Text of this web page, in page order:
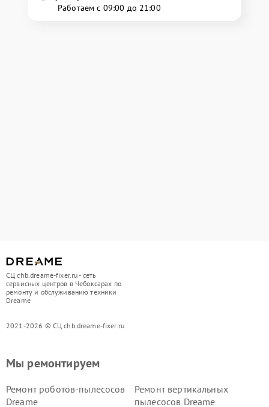
Работаем с 09:00 до 21:00
СЦ chb.dreame-fixer.ru - сеть
сервисных центров в Чебоксарах по
ремонту и обслуживанию техники
Dreame
2021-2026 © СЦ chb.dreame-fixer.ru
Мы ремонтируем
Ремонт роботов-пылесосов
Dreame
Ремонт вертикальных
пылесосов Dreame